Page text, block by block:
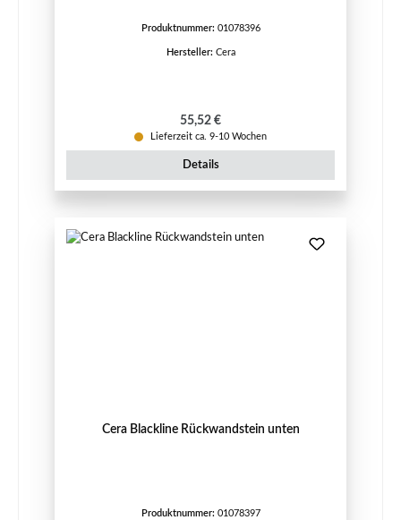
Produktnummer: 01078396
Hersteller: Cera
Regulärer Preis:
55,52 €
Lieferzeit ca. 9-10 Wochen
Details
Cera Blackline Rückwandstein unten
Produktnummer: 01078397